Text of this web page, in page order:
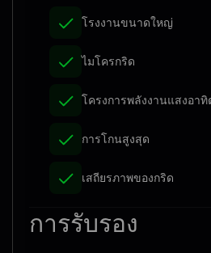
โรงงานขนาดใหญ่
ไมโครกริด
โครงการพลังงานแสงอาทิ
การโกนสูงสุด
เสถียรภาพของกริด
การรับรอง